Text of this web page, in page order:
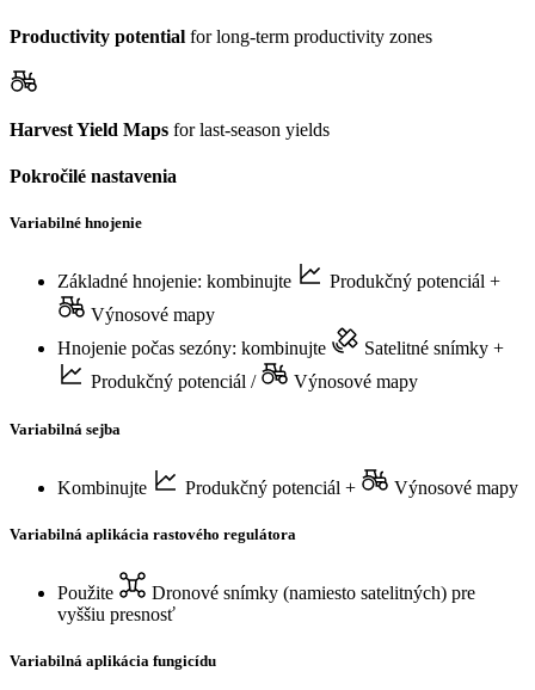
Productivity potential for long-term productivity zones
Harvest Yield Maps for last-season yields
Pokročilé nastavenia
Variabilné hnojenie
Základné hnojenie: kombinujte Produkčný potenciál +
Výnosové mapy
Hnojenie počas sezóny: kombinujte
Satelitné snímky +
Produkčný potenciál / Výnosové mapy
Variabilná sejba
Kombinujte Produkčný potenciál + Výnosové mapy
Variabilná aplikácia rastového regulátora
Použite Dronové snímky (namiesto satelitných) pre
vyššiu presnosť
Variabilná aplikácia fungicídu